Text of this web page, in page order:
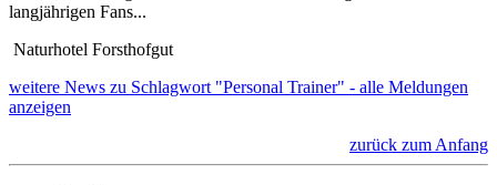
langjährigen Fans...
Naturhotel Forsthofgut
weitere News zu Schlagwort "Personal Trainer" - alle Meldungen
anzeigen
zurück zum Anfang